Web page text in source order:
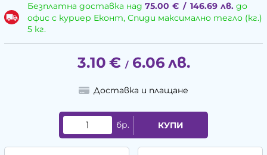
Безплатна доставка над 75.00 € / 146.69 лв.до
офис с куриер Еконт, Спиди максимално тегло (кг.)
5 кг.
3.10 € / 6.06 лв.
Доставка и плащане
бр. КУПИ